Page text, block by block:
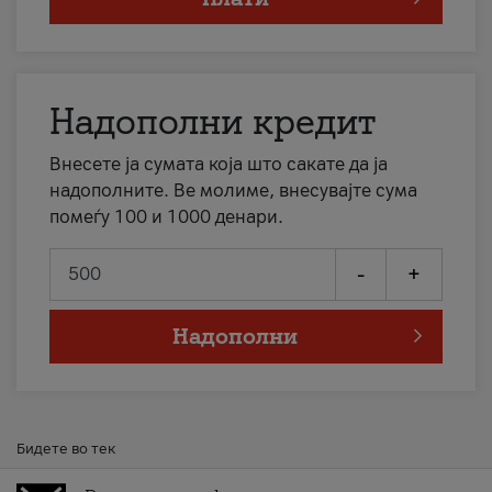
Надополни кредит
Внесете ја сумата која што сакате да ја
надополните. Ве молиме, внесувајте сума
помеѓу 100 и 1000 денари.
- +
Надополни
Бидете во тек